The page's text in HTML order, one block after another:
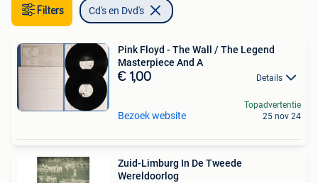
Filters Cd's en Dvd's
Pink Floyd - The Wall / The Legend
Masterpiece And A
€ 1,00 Details
Bezoek website
Topadvertentie
25 nov 24
Zuid-Limburg In De Tweede
Wereldoorlog